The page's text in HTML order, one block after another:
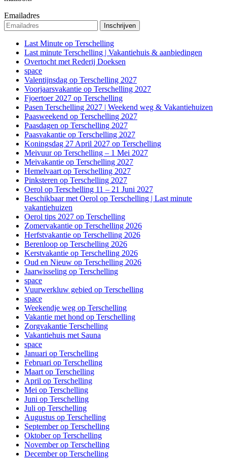
Emailadres
Last Minute op Terschelling
Last minute Terschelling | Vakantiehuis & aanbiedingen
Overtocht met Rederij Doeksen
space
Valentijnsdag op Terschelling 2027
Voorjaarsvakantie op Terschelling 2027
Fjoertoer 2027 op Terschelling
Pasen Terschelling 2027 | Weekend weg & Vakantiehuizen
Paasweekend op Terschelling 2027
Paasdagen op Terschelling 2027
Paasvakantie op Terschelling 2027
Koningsdag 27 April 2027 op Terschelling
Meivuur op Terschelling – 1 Mei 2027
Meivakantie op Terschelling 2027
Hemelvaart op Terschelling 2027
Pinksteren op Terschelling 2027
Oerol op Terschelling 11 – 21 Juni 2027
Beschikbaar met Oerol op Terschelling | Last minute
vakantiehuizen
Oerol tips 2027 op Terschelling
Zomervakantie op Terschelling 2026
Herfstvakantie op Terschelling 2026
Berenloop op Terschelling 2026
Kerstvakantie op Terschelling 2026
Oud en Nieuw op Terschelling 2026
Jaarwisseling op Terschelling
space
Vuurwerkluw gebied op Terschelling
space
Weekendje weg op Terschelling
Vakantie met hond op Terschelling
Zorgvakantie Terschelling
Vakantiehuis met Sauna
space
Januari op Terschelling
Februari op Terschelling
Maart op Terschelling
April op Terschelling
Mei op Terschelling
Juni op Terschelling
Juli op Terschelling
Augustus op Terschelling
September op Terschelling
Oktober op Terschelling
November op Terschelling
December op Terschelling